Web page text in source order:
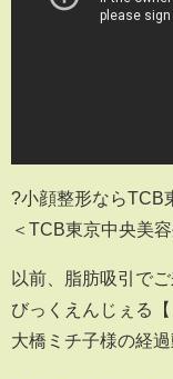
?小顔整形ならTCB
＜TCB東京中央美
以前、脂肪吸引で
びっくえんじぇる
大橋ミチ子様の経過